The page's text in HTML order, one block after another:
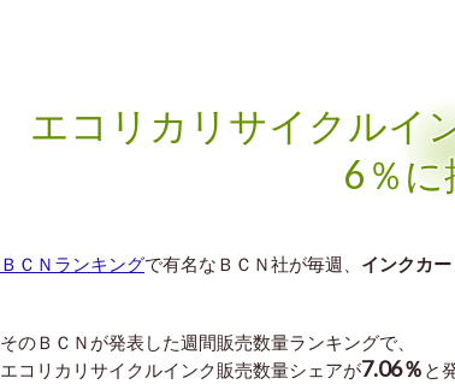
エコリカリサイクルイ
6％に
ＢＣＮランキングで有名なＢＣＮ社が毎週、 インクカ
そのＢＣＮが発表した週間販売数量ランキングで、
エコリカリサイクルインク販売数量シェアが7.06％ と